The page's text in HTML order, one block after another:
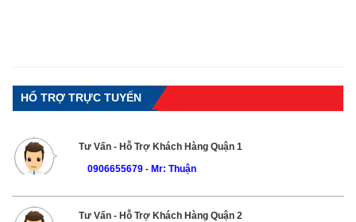
HỔ TRỢ TRỰC TUYẾN
Tư Vấn - Hỗ Trợ Khách Hàng Quận 1
0906655679 - Mr: Thuận
Tư Vấn - Hỗ Trợ Khách Hàng Quận 2